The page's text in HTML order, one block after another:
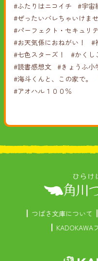
#ふたりはニコイチ
#宇宙
#ぜったいバレちゃいけま
#パーフェクト・セキュリ
#お天気係におねがい！
#
#七色スターズ！
#かくし
#読書感想文
#きょうふ小
#海斗くんと、この家で。
#アオハル１００％
つばさ文庫について
KADOKAWA